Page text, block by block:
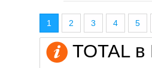
1 2 3 4 5
TOTAL в